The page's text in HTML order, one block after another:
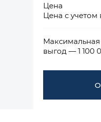
Цена
Цена с учетом
выгод — 1 100